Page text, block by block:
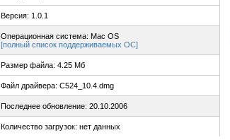
Версия: 1.0.1
Операционная система: Mac OS
[полный список поддерживаемых ОС]
Размер файла: 4.25 Мб
Файл драйвера: C524_10.4.dmg
Последнее обновление: 20.10.2006
Количество загрузок: нет данных